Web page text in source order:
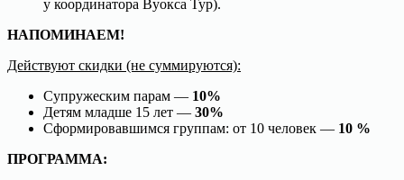
у координатора Вуокса Тур).
НАПОМИНАЕМ!
Действуют скидки (не суммируются):
Супружеским парам — 10%
Детям младше 15 лет — 30%
Сформировавшимся группам: от 10 человек — 10 %
ПРОГРАММА: